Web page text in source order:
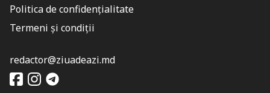
Politica de confidențialitate
Termeni și condiții
redactor@ziuadeazi.md